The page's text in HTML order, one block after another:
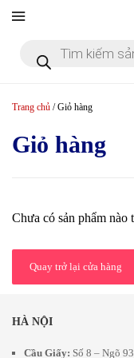
Đến nội dung chính
Tìm kiếm sản phẩm
Trang chủ /Giỏ hàng
Giỏ hàng
Chưa có sản phẩm nào
Quay trở lại cửa hàng
HÀ NỘI
Cầu Giấy: Số 8 – Ngõ